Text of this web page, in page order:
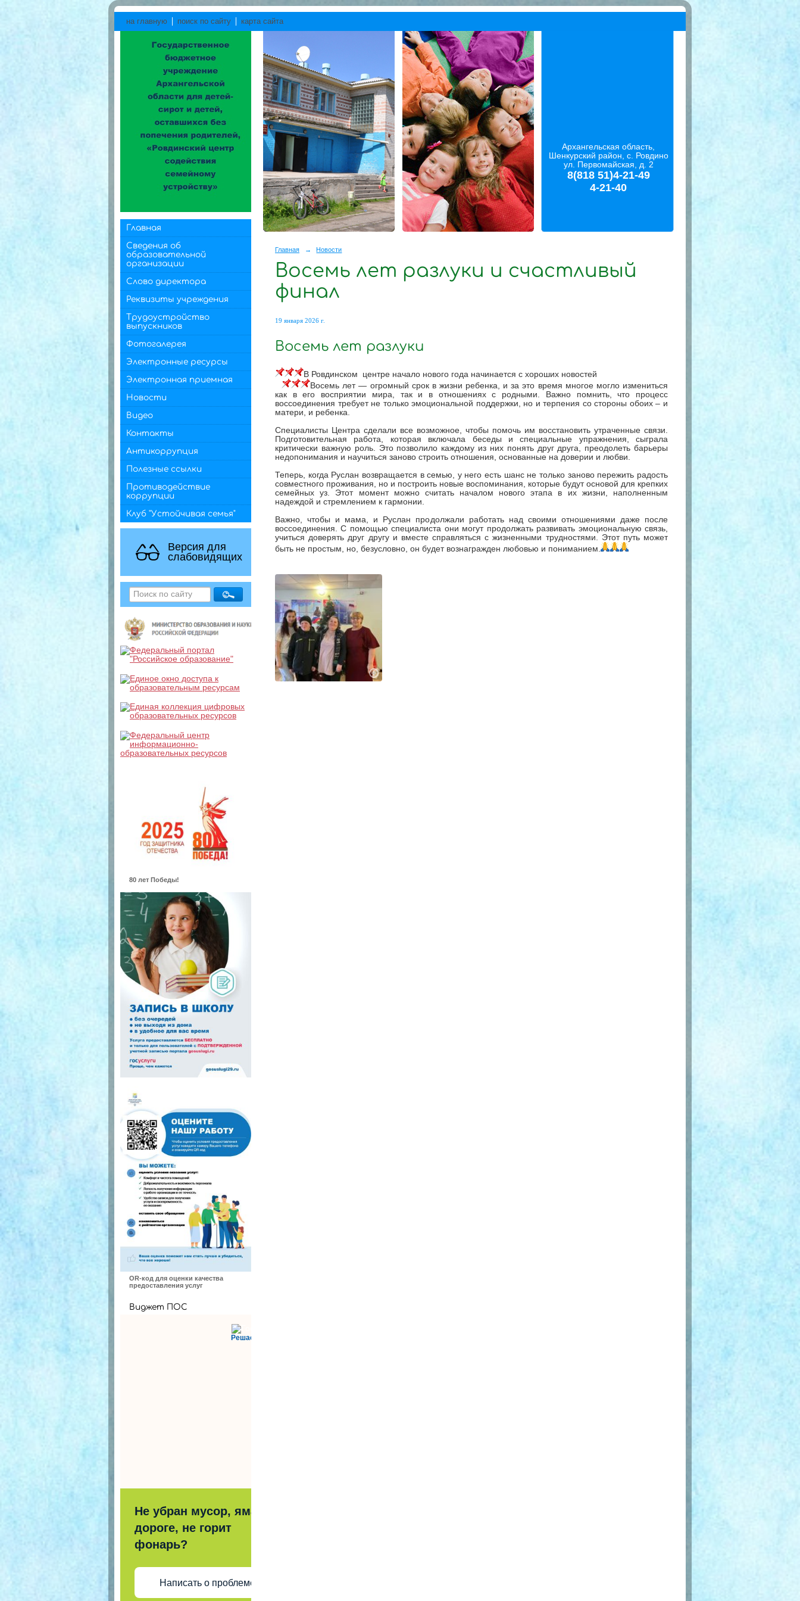
на главную поиск по сайту карта сайта
Главная
Сведения об
образовательной
организации
Слово директора
Реквизиты учреждения
Трудоустройство
выпускников
Фотогалерея
Электронные ресурсы
Электронная приемная
Новости
Видео
Контакты
Антикоррупция
Полезные ссылки
Противодействие
коррупции
Клуб "Устойчивая семья"
Версия для
слабовидящих
80 лет Победы!
OR-код для оценки качества
предоставления услуг
Виджет ПОС
Решаем вместе
Не убран мусор, яма на
дороге, не горит
фонарь?
Написать о проблеме
Архангельская область,
Шенкурский район, с. Ровдино
ул. Первомайская, д. 2
8(818 51)4-21-49
4-21-40
Главная → Новости
Восемь лет разлуки и счастливый
финал
19 января 2026 г.
Восемь лет разлуки
В Ровдинском центре начало нового года начинается с хороших новостей
Восемь лет — огромный срок в жизни ребенка, и за это время многое могло измениться
как в его восприятии мира, так и в отношениях с родными. Важно помнить, что процесс
воссоединения требует не только эмоциональной поддержки, но и терпения со стороны обоих – и
матери, и ребенка.
Специалисты Центра сделали все возможное, чтобы помочь им восстановить утраченные связи.
Подготовительная работа, которая включала беседы и специальные упражнения, сыграла
критически важную роль. Это позволило каждому из них понять друг друга, преодолеть барьеры
недопонимания и научиться заново строить отношения, основанные на доверии и любви.
Теперь, когда Руслан возвращается в семью, у него есть шанс не только заново пережить радость
совместного проживания, но и построить новые воспоминания, которые будут основой для крепких
семейных уз. Этот момент можно считать началом нового этапа в их жизни, наполненным
надеждой и стремлением к гармонии.
Важно, чтобы и мама, и Руслан продолжали работать над своими отношениями даже после
воссоединения. С помощью специалиста они могут продолжать развивать эмоциональную связь,
учиться доверять друг другу и вместе справляться с жизненными трудностями. Этот путь может
быть не простым, но, безусловно, он будет вознагражден любовью и пониманием.